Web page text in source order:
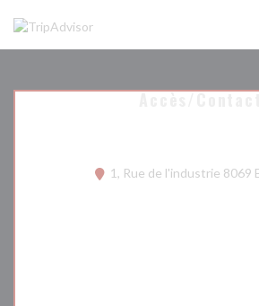
Accès/
1, Rue de l'industrie 8069